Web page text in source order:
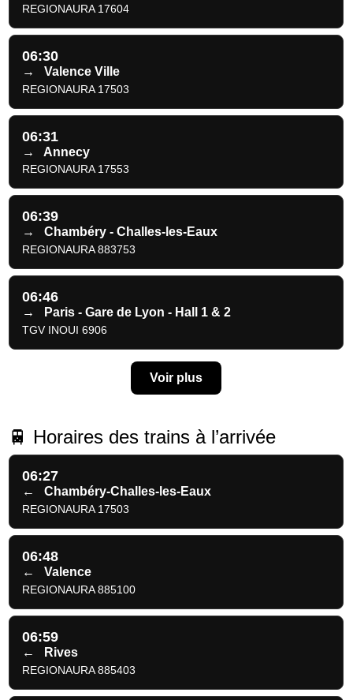
REGIONAURA 17604
06:30
→ Valence Ville
REGIONAURA 17503
06:31
→ Annecy
REGIONAURA 17553
06:39
→ Chambéry - Challes-les-Eaux
REGIONAURA 883753
06:46
→ Paris - Gare de Lyon - Hall 1 & 2
TGV INOUI 6906
Voir plus
🚆 Horaires des trains à l’arrivée
06:27
← Chambéry-Challes-les-Eaux
REGIONAURA 17503
06:48
← Valence
REGIONAURA 885100
06:59
← Rives
REGIONAURA 885403